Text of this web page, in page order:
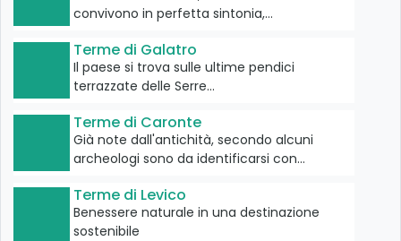
convivono in perfetta sintonia,…
Terme di Galatro
Il paese si trova sulle ultime pendici
terrazzate delle Serre…
Terme di Caronte
Già note dall'antichità, secondo alcuni
archeologi sono da identificarsi con…
Terme di Levico
Benessere naturale in una destinazione
sostenibile